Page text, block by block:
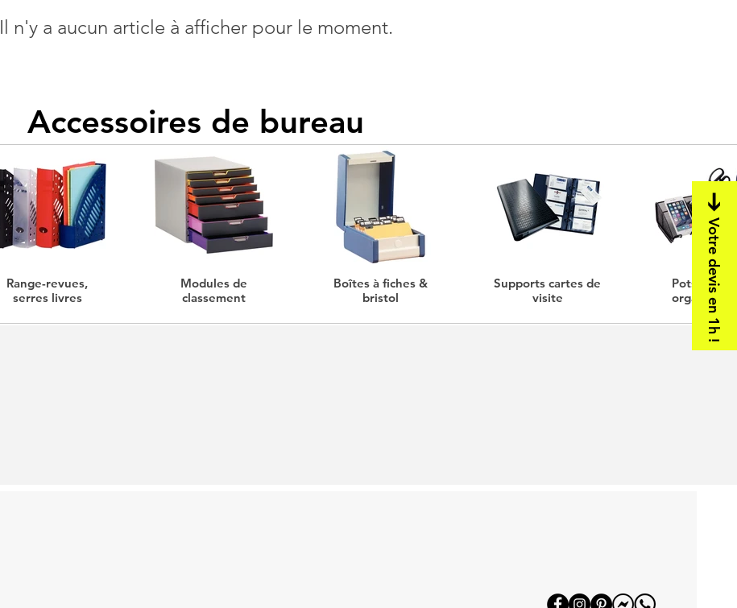
Votre devis en 1h !
Il n'y a aucun article à afficher pour le moment.
Accessoires de bureau
Range-revues,
serres livres
Modules de
classement
Boîtes à fiches &
bristol
Supports cartes de
visite
Pots à
bureau